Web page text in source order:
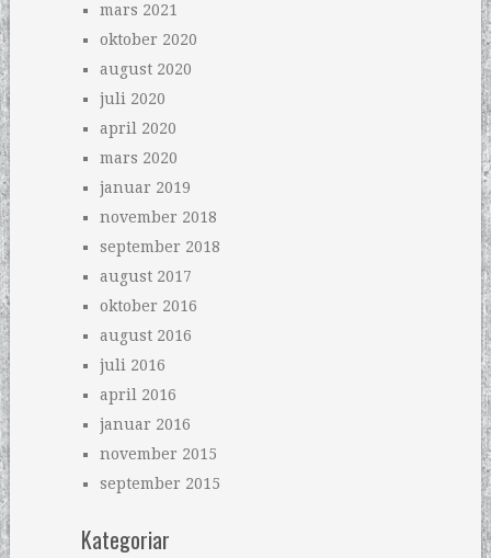
mars 2021
oktober 2020
august 2020
juli 2020
april 2020
mars 2020
januar 2019
november 2018
september 2018
august 2017
oktober 2016
august 2016
juli 2016
april 2016
januar 2016
november 2015
september 2015
Kategoriar